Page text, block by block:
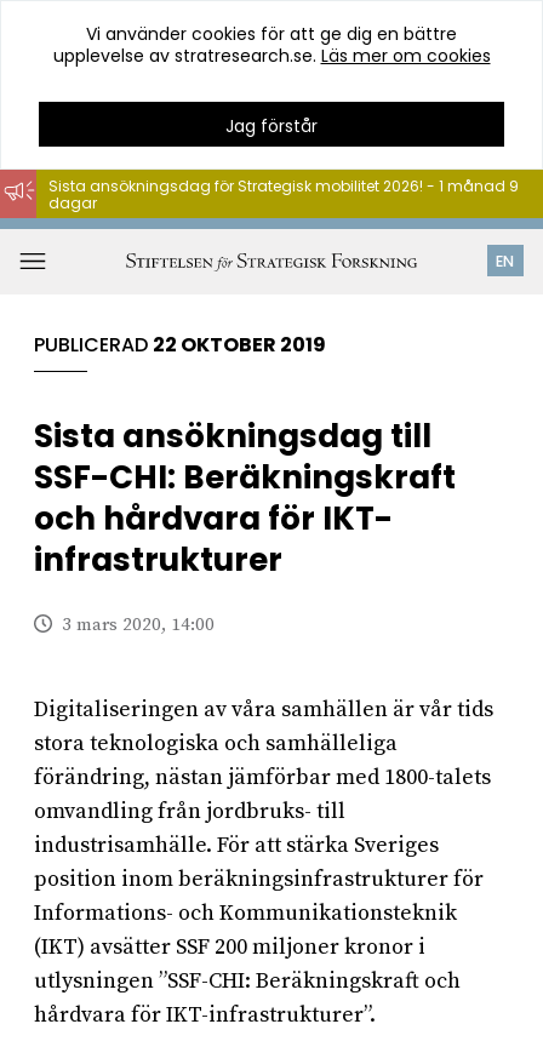
Hoppa
till
innehåll
Vi använder cookies för att ge dig en bättre
upplevelse av stratresearch.se. Läs mer om cookies
Jag förstår
EN
Sista ansökningsdag för Strategisk mobilitet 2026! - 1 månad 9
dagar
PUBLICERAD 22 OKTOBER 2019
Sista ansökningsdag till
SSF-CHI: Beräkningskraft
och hårdvara för IKT-
infrastrukturer
3 mars 2020, 14:00
Digitaliseringen av våra samhällen är vår tids
stora teknologiska och samhälleliga
förändring, nästan jämförbar med 1800-talets
omvandling från jordbruks- till
industrisamhälle. För att stärka Sveriges
position inom beräkningsinfrastrukturer för
Informations- och Kommunikationsteknik
(IKT) avsätter SSF 200 miljoner kronor i
utlysningen ”SSF-CHI: Beräkningskraft och
hårdvara för IKT-infrastrukturer”.